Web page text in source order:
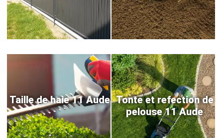
Taille de haie 11 Aude Tonte et refection de
pelouse 11 Aude